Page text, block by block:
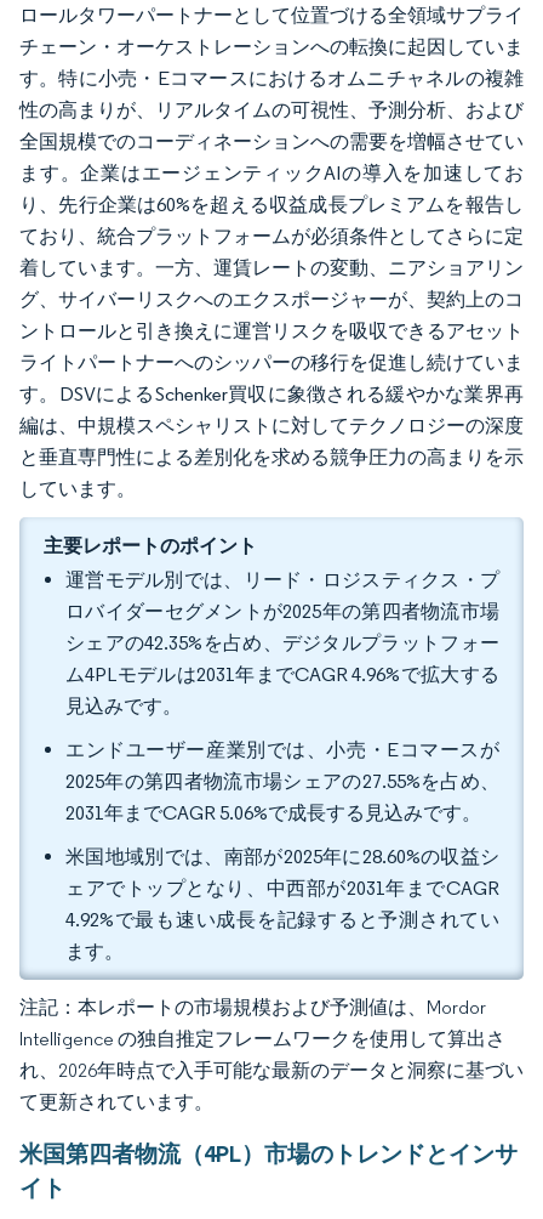
ロールタワーパートナーとして位置づける全領域サプライ
チェーン・オーケストレーションへの転換に起因していま
す。特に小売・Eコマースにおけるオムニチャネルの複雑
性の高まりが、リアルタイムの可視性、予測分析、および
全国規模でのコーディネーションへの需要を増幅させてい
ます。企業はエージェンティックAIの導入を加速してお
り、先行企業は60%を超える収益成長プレミアムを報告し
ており、統合プラットフォームが必須条件としてさらに定
着しています。一方、運賃レートの変動、ニアショアリン
グ、サイバーリスクへのエクスポージャーが、契約上のコ
ントロールと引き換えに運営リスクを吸収できるアセット
ライトパートナーへのシッパーの移行を促進し続けていま
す。DSVによるSchenker買収に象徴される緩やかな業界再
編は、中規模スペシャリストに対してテクノロジーの深度
と垂直専門性による差別化を求める競争圧力の高まりを示
しています。
主要レポートのポイント
運営モデル別では、リード・ロジスティクス・プ
ロバイダーセグメントが2025年の第四者物流市場
シェアの42.35%を占め、デジタルプラットフォー
ム4PLモデルは2031年までCAGR 4.96%で拡大する
見込みです。
エンドユーザー産業別では、小売・Eコマースが
2025年の第四者物流市場シェアの27.55%を占め、
2031年までCAGR 5.06%で成長する見込みです。
米国地域別では、南部が2025年に28.60%の収益シ
ェアでトップとなり、中西部が2031年までCAGR
4.92%で最も速い成長を記録すると予測されてい
ます。
注記：本レポートの市場規模および予測値は、Mordor
Intelligence の独自推定フレームワークを使用して算出さ
れ、2026年時点で入手可能な最新のデータと洞察に基づい
て更新されています。
米国第四者物流（4PL）市場のトレンドとインサ
イト